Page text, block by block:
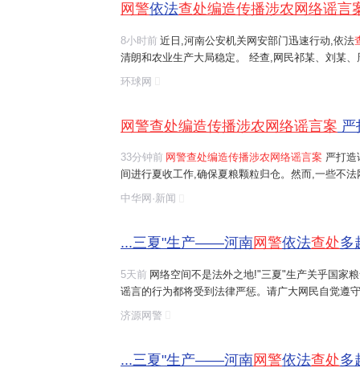
网警依法查处编造传播涉农网络谣言
8小时前 近日,河南公安机关网安部门迅速行动,依法
清朗和农业生产大局稳定。 经查,网民祁某、刘某
等多人发布涉安阳、商丘、周口、济源等地"毁粮
网络谣言信息,引发大范围
环球网
网警查处编造传播涉农网络谣言案 严
33分钟前 网警查处编造传播涉农网络谣言案 严打
间进行夏收工作,确保夏粮颗粒归仓。然而,一些不
造、摆拍并发布涉及农业的虚假信息,这些行为误
中华网·新闻
...三夏"生产——河南网警依法查处多
5天前 网络空间不是法外之地!"三夏"生产关乎国家
谣言的行为都将受到法律严惩。请广大网民自觉遵
涉农网络谣言
济源网警
...三夏"生产——河南网警依法查处多